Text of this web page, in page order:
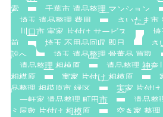
索
千葉市 遺品整理 マンション
埼玉 遺品整理 費用
さいたま市
川口市 実家 片付け サービス
埼
前
埼玉 不用品回収 即日
さ
設へ
埼玉 遺品整理 骨董品 買取
遺品整理 相模原
遺品整理 神奈
相模原
実家 片付け 相模原
品整理 相模原市 緑区
実家 片付
一軒家 遺品整理 町田市
遺品整
ミ屋敷 片付け 相模原
空き家 整理